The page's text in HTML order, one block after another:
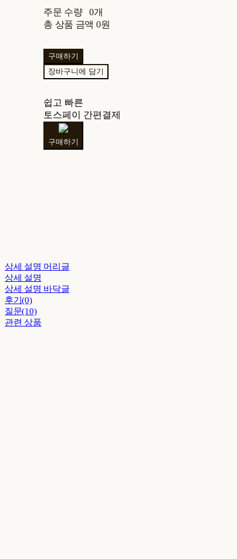
주문 수량
0개
총 상품 금액 0원
구매하기
장바구니에 담기
쉽고 빠른
토스페이 간편결제
구매하기
상세 설명 머리글
상세 설명
상세 설명 바닥글
후기(0)
질문(10)
관련 상품